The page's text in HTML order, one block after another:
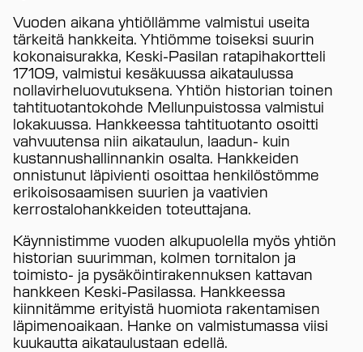
Vuoden aikana yhtiöllämme valmistui useita
tärkeitä hankkeita. Yhtiömme toiseksi suurin
kokonaisurakka, Keski-Pasilan ratapihakortteli
17109, valmistui kesäkuussa aikataulussa
nollavirheluovutuksena. Yhtiön historian toinen
tahtituotantokohde Mellunpuistossa valmistui
lokakuussa. Hankkeessa tahtituotanto osoitti
vahvuutensa niin aikataulun, laadun- kuin
kustannushallinnankin osalta. Hankkeiden
onnistunut läpivienti osoittaa henkilöstömme
erikoisosaamisen suurien ja vaativien
kerrostalohankkeiden toteuttajana.
Käynnistimme vuoden alkupuolella myös yhtiön
historian suurimman, kolmen tornitalon ja
toimisto- ja pysäköintirakennuksen kattavan
hankkeen Keski-Pasilassa. Hankkeessa
kiinnitämme erityistä huomiota rakentamisen
läpimenoaikaan. Hanke on valmistumassa viisi
kuukautta aikataulustaan edellä.